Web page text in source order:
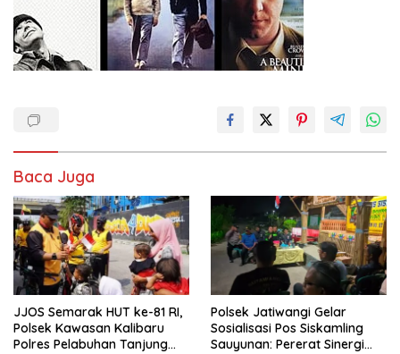
Baca Juga
JJOS Semarak HUT ke-81 RI,
Polsek Kawasan Kalibaru
Polres Pelabuhan Tanjung
Polsek Jatiwangi Gelar
Sosialisasi Pos Siskamling
Sauyunan: Pererat Sinergi